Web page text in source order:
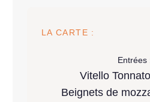
LA CARTE :
Entrées
Vitello
Beignets de